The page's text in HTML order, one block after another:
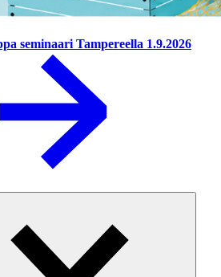
seminaari Tampereella 1.9.2026